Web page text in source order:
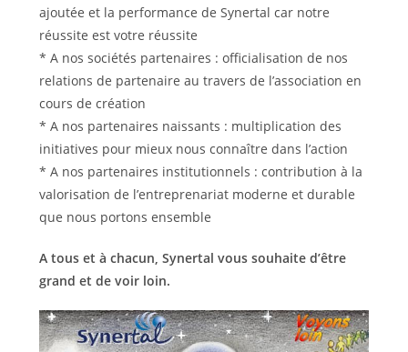
ajoutée et la performance de Synertal car notre
réussite est votre réussite
* A nos sociétés partenaires : officialisation de nos
relations de partenaire au travers de l’association en
cours de création
* A nos partenaires naissants : multiplication des
initiatives pour mieux nous connaître dans l’action
* A nos partenaires institutionnels : contribution à la
valorisation de l’entreprenariat moderne et durable
que nous portons ensemble
A tous et à chacun, Synertal vous souhaite d’être
grand et de voir loin.